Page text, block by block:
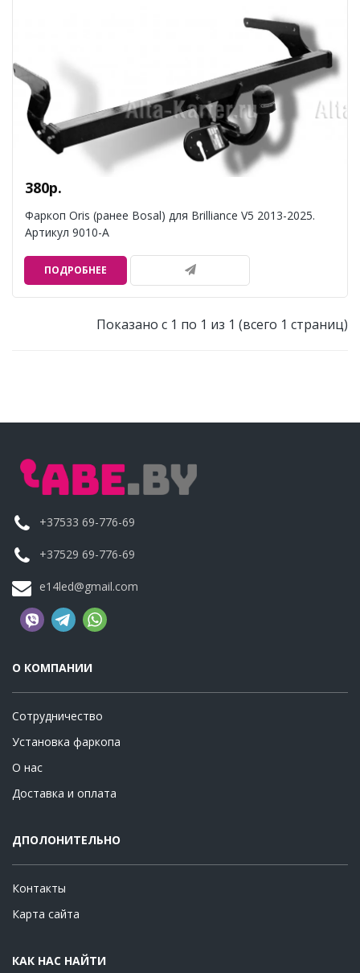
380р.
Фаркоп Oris (ранее Bosal) для Brilliance V5 2013-2025.
Артикул 9010-A
ПОДРОБНЕЕ
Показано с 1 по 1 из 1 (всего 1 страниц)
+37533 69-776-69
+37529 69-776-69
e14led@gmail.com
О КОМПАНИИ
Сотрудничество
Установка фаркопа
О нас
Доставка и оплата
ДПОЛОНИТЕЛЬНО
Контакты
Карта сайта
КАК НАС НАЙТИ